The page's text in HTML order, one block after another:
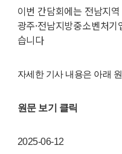
i
d
이번 간담회에는 전남지
광주·전남지방중소벤처
습니다
자세한 기사 내용은 아래
원문 보기 클릭
2025-06-12